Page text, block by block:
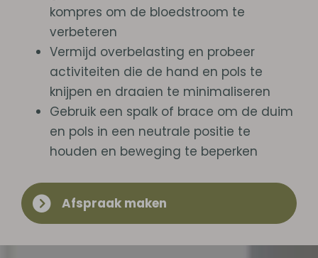
kompres om de bloedstroom te
verbeteren
Vermijd overbelasting en probeer
activiteiten die de hand en pols te
knijpen en draaien te minimaliseren
Gebruik een spalk of brace om de duim
en pols in een neutrale positie te
houden en beweging te beperken
Afspraak maken